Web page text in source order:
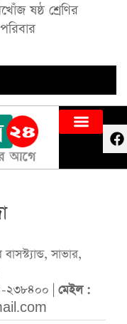
ষষ্ঠ শ্রেণির
সাভার,
| মেইল :